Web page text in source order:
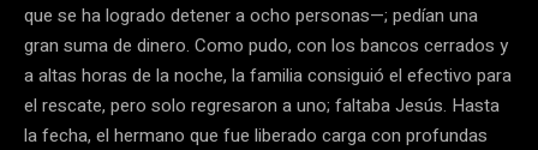
que se ha logrado detener a ocho personas—; pedían una
gran suma de dinero. Como pudo, con los bancos cerrados y
a altas horas de la noche, la familia consiguió el efectivo para
el rescate, pero solo regresaron a uno; faltaba Jesús. Hasta
la fecha, el hermano que fue liberado carga con profundas